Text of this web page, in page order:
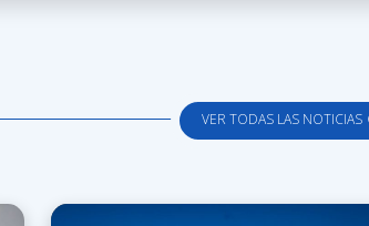
VER TODAS LAS NOTICIAS